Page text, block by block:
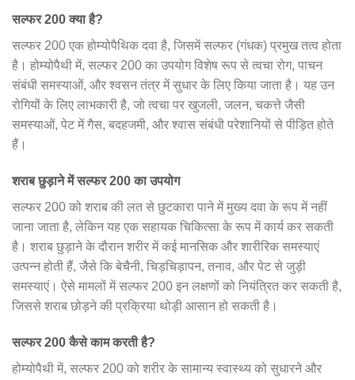
सल्फर 200 क्या है?
सल्फर 200 एक होम्योपैथिक दवा है, जिसमें सल्फर (गंधक) प्रमुख तत्व होता
है। होम्योपैथी में, सल्फर 200 का उपयोग विशेष रूप से त्वचा रोग, पाचन
संबंधी समस्याओं, और श्वसन तंत्र में सुधार के लिए किया जाता है। यह उन
रोगियों के लिए लाभकारी है, जो त्वचा पर खुजली, जलन, चकत्ते जैसी
समस्याओं, पेट में गैस, बदहजमी, और श्वास संबंधी परेशानियों से पीड़ित होते
हैं।
शराब छुड़ाने में सल्फर 200 का उपयोग
सल्फर 200 को शराब की लत से छुटकारा पाने में मुख्य दवा के रूप में नहीं
जाना जाता है, लेकिन यह एक सहायक चिकित्सा के रूप में कार्य कर सकती
है। शराब छुड़ाने के दौरान शरीर में कई मानसिक और शारीरिक समस्याएं
उत्पन्न होती हैं, जैसे कि बेचैनी, चिड़चिड़ापन, तनाव, और पेट से जुड़ी
समस्याएं। ऐसे मामलों में सल्फर 200 इन लक्षणों को नियंत्रित कर सकती है,
जिससे शराब छोड़ने की प्रक्रिया थोड़ी आसान हो सकती है।
सल्फर 200 कैसे काम करती है?
होम्योपैथी में, सल्फर 200 को शरीर के सामान्य स्वास्थ्य को सुधारने और